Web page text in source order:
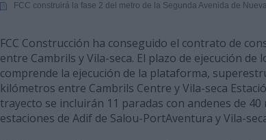
FCC construirá la fase 2 del metro de la Segunda Avenida de
FCC Construcción ha conseguido el contrato de
entre Cambrils y Vila-seca. El plazo de ejecución
comprende la ejecución de la plataforma,
kilómetros entre Cambrils Centre y Vila-seca
trayecto se incluirán 11 paradas con andenes de
estaciones de Adif de Salou-PortAventura y Vila-